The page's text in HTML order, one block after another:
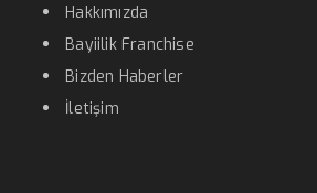
Hakkımızda
Bayiilik Franchise
Bizden Haberler
İletişim